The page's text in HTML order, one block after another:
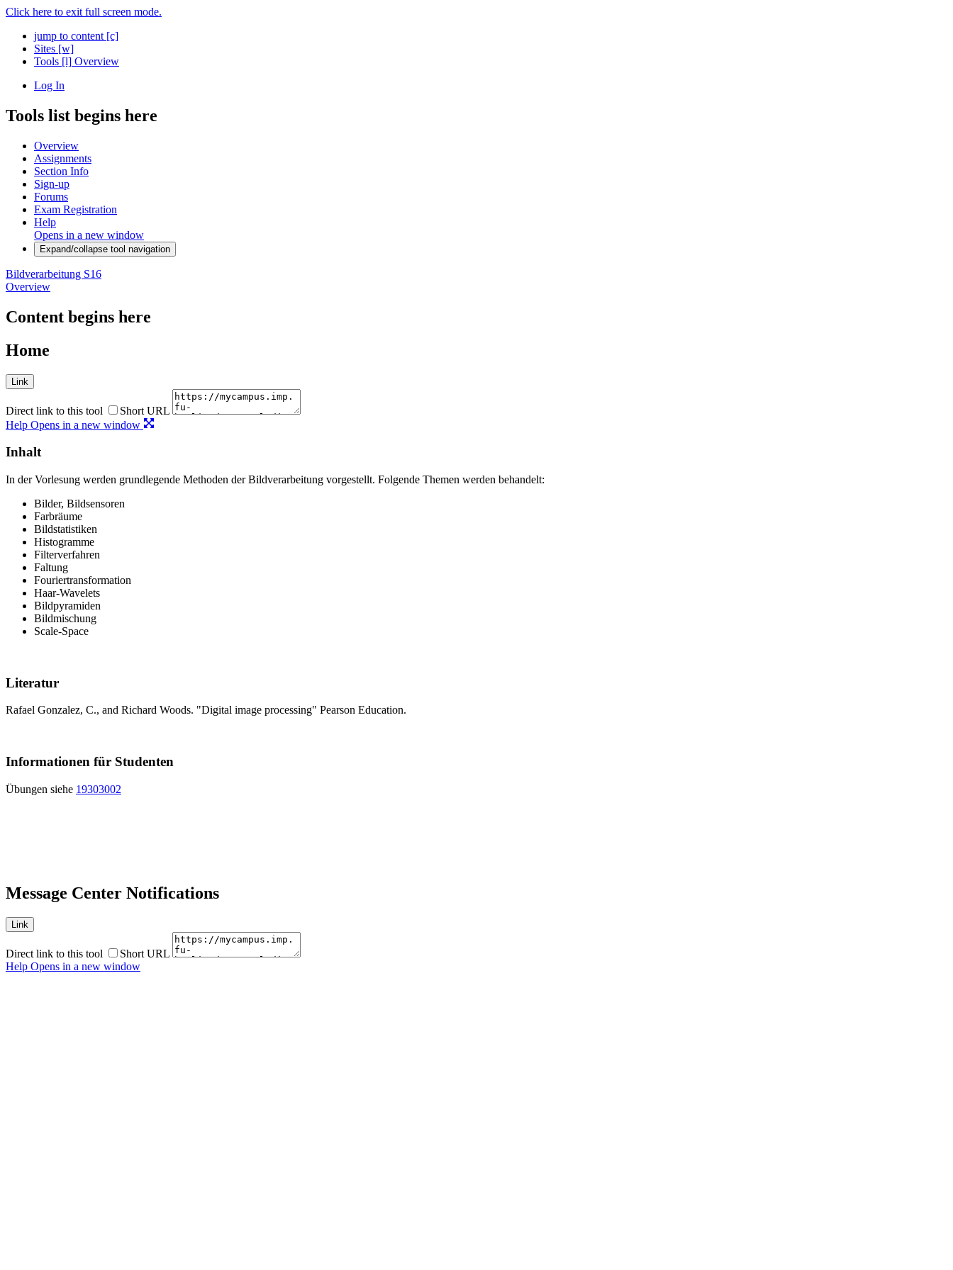
Click here to exit full screen mode.
jump to content [c]
Sites [w]
Tools [l] Overview
Log In
Tools list begins here
Overview
Assignments
Section Info
Sign-up
Forums
Exam Registration
Help
Opens in a new window
Expand/collapse tool navigation
Bildverarbeitung S16
Overview
Content begins here
Home
Link
Direct link to this tool
Short URL
Help Opens in a new window
Inhalt
In der Vorlesung werden grundlegende Methoden der Bildverarbeitung vorgestellt. Folgende Themen werden behandelt:
Bilder, Bildsensoren
Farbräume
Bildstatistiken
Histogramme
Filterverfahren
Faltung
Fouriertransformation
Haar-Wavelets
Bildpyramiden
Bildmischung
Scale-Space
Literatur
Rafael Gonzalez, C., and Richard Woods. "Digital image processing" Pearson Education.
Informationen für Studenten
Übungen siehe 19303002
Message Center Notifications
Link
Direct link to this tool
Short URL
Help Opens in a new window